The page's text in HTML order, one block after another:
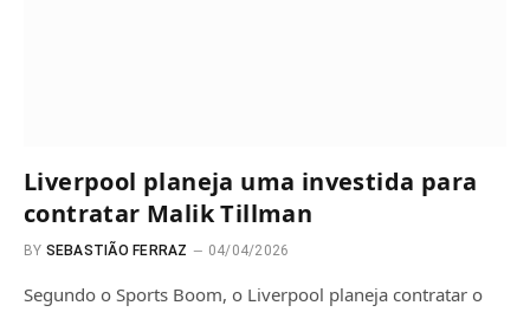
Liverpool planeja uma investida para
contratar Malik Tillman
BY SEBASTIÃO FERRAZ 04/04/2026
Segundo o Sports Boom, o Liverpool planeja contratar o